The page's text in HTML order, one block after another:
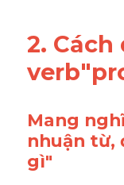
2.
Mang
nhuận từ,
gì"